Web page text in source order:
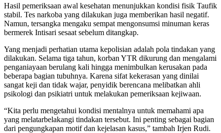
Hasil pemeriksaan awal kesehatan menunjukkan kondisi fisik Taufik
stabil. Tes narkoba yang dilakukan juga memberikan hasil negatif.
Namun, tersangka mengaku sempat mengonsumsi minuman keras
bermerek Intisari sesaat sebelum ditangkap.
Yang menjadi perhatian utama kepolisian adalah pola tindakan yang
dilakukan. Selama tiga tahun, korban YTR dikurung dan mengalami
penganiayaan berulang kali hingga menimbulkan kerusakan pada
beberapa bagian tubuhnya. Karena sifat kekerasan yang dinilai
sangat keji dan tidak wajar, penyidik berencana melibatkan ahli
psikologi dan psikiatri untuk melakukan pemeriksaan kejiwaan.
“Kita perlu mengetahui kondisi mentalnya untuk memahami apa
yang melatarbelakangi tindakan tersebut. Ini penting sebagai bagian
dari pengungkapan motif dan kejelasan kasus,” tambah Irjen Rudi.